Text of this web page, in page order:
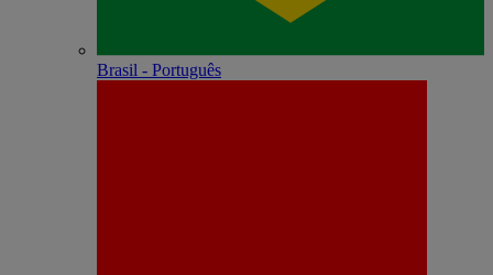
Brasil - Português